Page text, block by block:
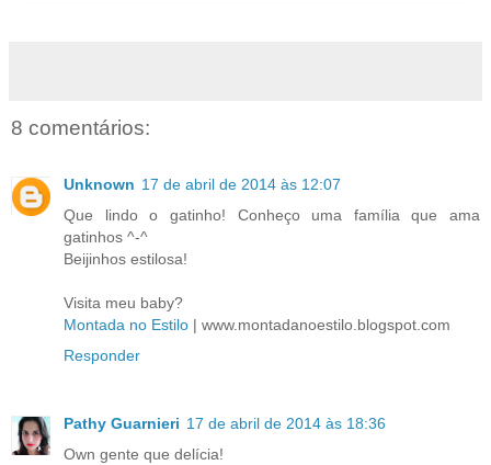
8 comentários:
Unknown 17 de abril de 2014 às 12:07
Que lindo o gatinho! Conheço uma família que ama
gatinhos ^-^
Beijinhos estilosa!
Visita meu baby?
Montada no Estilo | www.montadanoestilo.blogspot.com
Responder
Pathy Guarnieri 17 de abril de 2014 às 18:36
Own gente que delícia!